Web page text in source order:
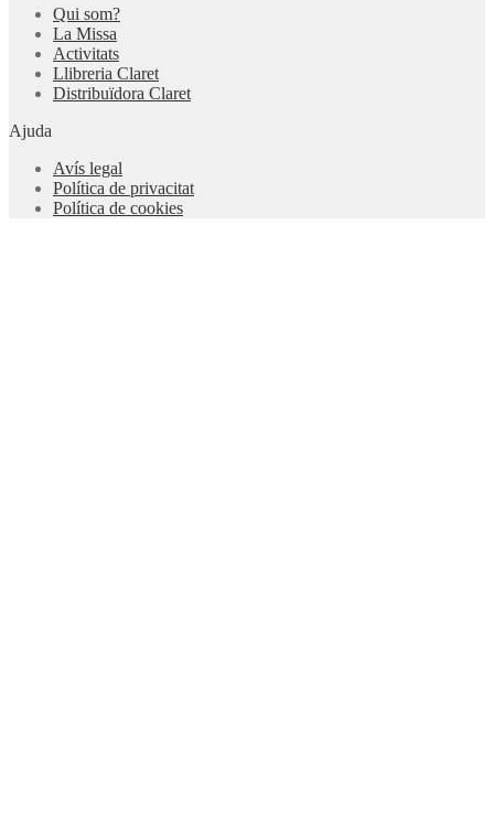
Qui som?
La Missa
Activitats
Llibreria Claret
Distribuïdora Claret
Ajuda
Avís legal
Política de privacitat
Política de cookies